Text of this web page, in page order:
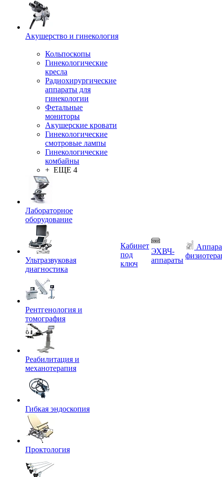
Акушерство и гинекология
Кольпоскопы
Гинекологические
кресла
Радиохирургические
аппараты для
гинекологии
Фетальные
мониторы
Акушерские кровати
Гинекологические
смотровые лампы
Гинекологические
комбайны
+ ЕЩЕ 4
Лабораторное
оборудование
Ультразвуковая
диагностика
Рентгенология и
томография
Реабилитация и
механотерапия
Гибкая эндоскопия
Проктология
Кабинет
под
ключ
ЭХВЧ-
аппараты